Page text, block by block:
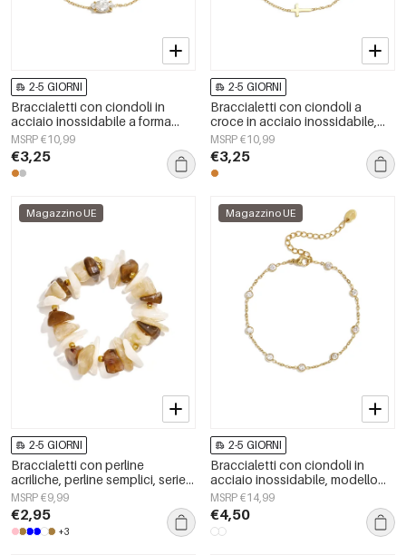
2-5 GIORNI
Braccialetti con ciondoli in
acciaio inossidabile a forma
ellittica, semplici, per tutti i
giorni, della serie Simple, gioielli
da donna.
MSRP €10,99
€3,25
2-5 GIORNI
Braccialetti con ciondoli a
croce in acciaio inossidabile,
serie semplice, gioielli da donna
MSRP €10,99
€3,25
Magazzino UE
2-5 GIORNI
Braccialetti con perline
acriliche, perline semplici, serie
Simple Daily, gioielli da donna
MSRP €9,99
€2,95
+3
Magazzino UE
2-5 GIORNI
Braccialetti con ciondoli in
acciaio inossidabile, modello
Circle Simple, serie Daily Simple,
gioielli da donna
MSRP €14,99
€4,50